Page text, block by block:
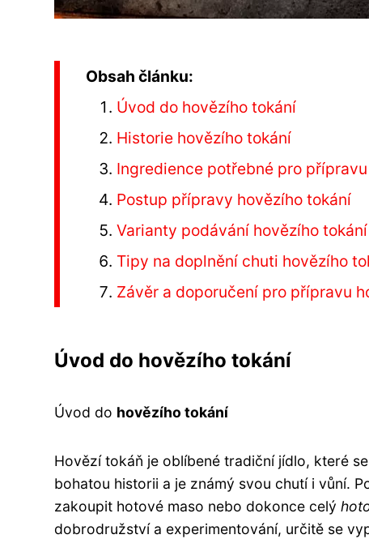
Obsah článku:
Úvod do hovězího tokání
Historie hovězího tokání
Ingredience potřebné pro
Postup přípravy hovězího tokání
Varianty podávání hovězího tokání
Tipy na doplnění chuti hovězího
Závěr a doporučení pro přípravu
Úvod do hovězího tokání
Úvod do hovězího tokání
Hovězí tokáň je oblíbené tradiční jídlo, které
bohatou historii a je známý svou chutí i vůní.
zakoupit hotové maso nebo dokonce celý
dobrodružství a experimentování, určitě se